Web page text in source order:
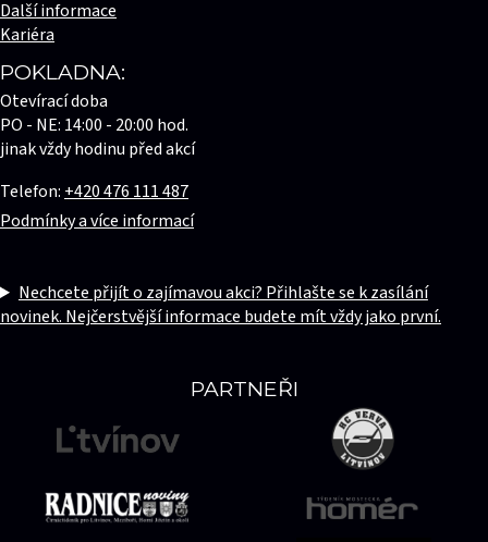
PARTNEŘI
Další informace
Kariéra
POKLADNA:
Otevírací doba
PO - NE: 14:00 - 20:00 hod.
jinak vždy hodinu před akcí
Telefon: +420 476 111 487
Podmínky a více informací
Nechcete přijít o zajímavou akci? Přihlašte se k zasílání
novinek. Nejčerstvější informace budete mít vždy jako první.